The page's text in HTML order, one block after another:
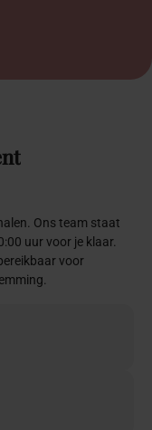
Ons team staat
uur voor je klaar.
voor